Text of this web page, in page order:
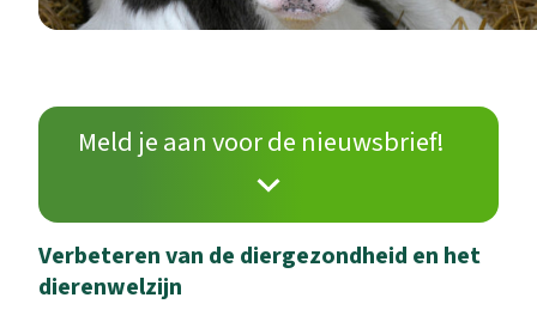
Meld je aan voor de nieuwsbrief!
Verbeteren van de diergezondheid en het
dierenwelzijn